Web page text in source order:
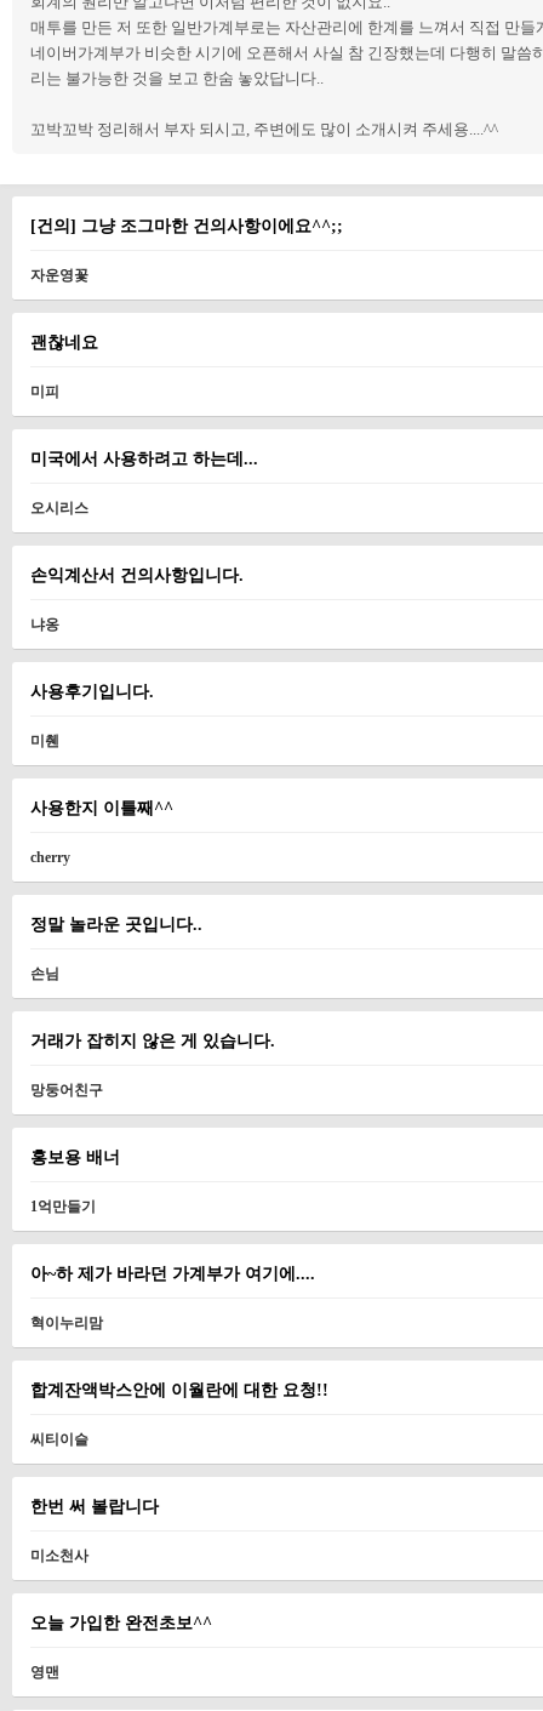
매투를 만든 저 또한 일반가계부로는 자산관리에 한계를 느껴서 직접 만들
네이버가계부가 비슷한 시기에 오픈해서 사실 참 긴장했는데 다행히 말
리는 불가능한 것을 보고 한숨 놓았답니다..
꼬박꼬박 정리해서 부자 되시고, 주변에도 많이 소개시켜 주세용....^^
[건의] 그냥 조그마한 건의사항이에요^^;;
자운영꽃
괜찮네요
미피
미국에서 사용하려고 하는데...
오시리스
손익계산서 건의사항입니다.
냐옹
사용후기입니다.
미췐
사용한지 이틀째^^
cherry
정말 놀라운 곳입니다..
손님
거래가 잡히지 않은 게 있습니다.
망둥어친구
홍보용 배너
1억만들기
아~하 제가 바라던 가계부가 여기에....
혁이누리맘
합계잔액박스안에 이월란에 대한 요청!!
씨티이슬
한번 써 볼랍니다
미소천사
오늘 가입한 완전초보^^
영맨